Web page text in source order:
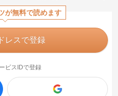
が無料で読めます
レスで登録
ビスIDで登録